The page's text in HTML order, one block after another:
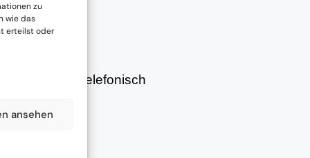
zu
wie das
erteilst oder
ansehen
persönlich, telefonisch